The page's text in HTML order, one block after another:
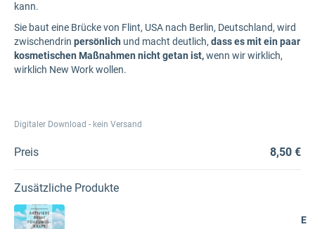
kann.
Sie baut eine Brücke von Flint, USA nach Berlin, Deutschland, wird
zwischendrin persönlich und macht deutlich, dass es mit ein paar
kosmetischen Maßnahmen nicht getan ist,wenn wir wirklich,
wirklich New Work wollen.
Digitaler Download - kein Versand
Preis 8,50 €
Zusätzliche Produkte
E